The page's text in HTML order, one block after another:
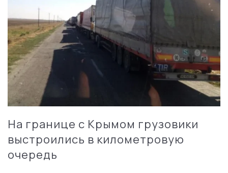
На границе с Крымом грузовики
выстроились в километровую
очередь